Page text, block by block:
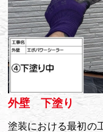
外壁 下塗り
塗装における最初の